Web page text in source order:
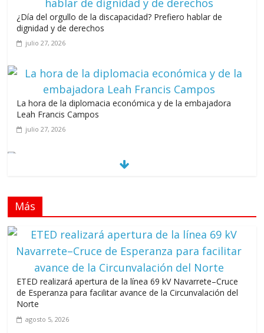
¿Día del orgullo de la discapacidad? Prefiero hablar de
dignidad y de derechos
julio 27, 2026
La hora de la diplomacia económica y de la embajadora
Leah Francis Campos
julio 27, 2026
Llevar los Juegos XXV Juegos Centroamericanos
junio 15, 2026
A 67 años de la gesta de Constanza,
Maimón y Estero Hondo
Más
ETED realizará apertura de la línea 69 kV Navarrete–Cruce
de Esperanza para facilitar avance de la Circunvalación del
Norte
agosto 5, 2026